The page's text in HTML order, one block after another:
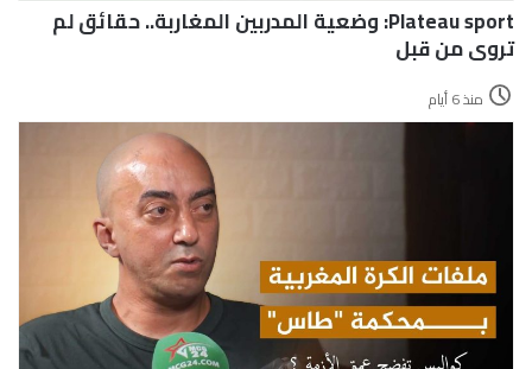
Plateau sport: وضعية المدربين المغاربة.. حقائق لم
تروى من قبل
منذ 6 أيام